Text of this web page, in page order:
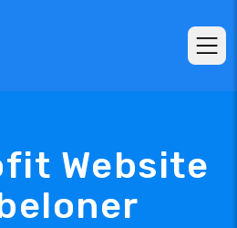
Website